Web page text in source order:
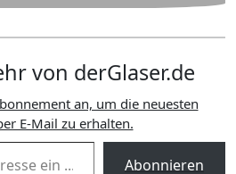
von derGlaser.de
E-Mail zu erhalten.
Abonnieren